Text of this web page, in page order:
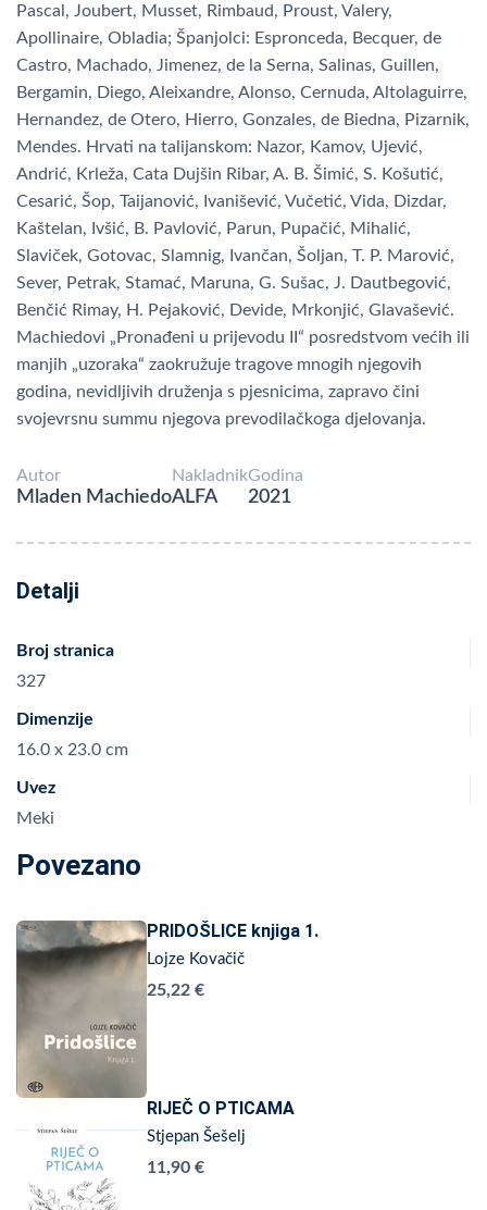
Pascal, Joubert, Musset, Rimbaud, Proust, Valery,
Apollinaire, Obladia; Španjolci: Espronceda, Becquer, de
Castro, Machado, Jimenez, de la Serna, Salinas, Guillen,
Bergamin, Diego, Aleixandre, Alonso, Cernuda, Altolaguirre,
Hernandez, de Otero, Hierro, Gonzales, de Biedna, Pizarnik,
Mendes. Hrvati na talijanskom: Nazor, Kamov, Ujević,
Andrić, Krleža, Cata Dujšin Ribar, A. B. Šimić, S. Košutić,
Cesarić, Šop, Taijanović, Ivanišević, Vučetić, Vida, Dizdar,
Kaštelan, Ivšić, B. Pavlović, Parun, Pupačić, Mihalić,
Slaviček, Gotovac, Slamnig, Ivančan, Šoljan, T. P. Marović,
Sever, Petrak, Stamać, Maruna, G. Sušac, J. Dautbegović,
Benčić Rimay, H. Pejaković, Devide, Mrkonjić, Glavašević.
Machiedovi „Pronađeni u prijevodu II“ posredstvom većih ili
manjih „uzoraka“ zaokružuje tragove mnogih njegovih
godina, nevidljivih druženja s pjesnicima, zapravo čini
svojevrsnu summu njegova prevodilačkoga djelovanja.
Autor
Mladen Machiedo
Nakladnik
ALFA
Godina
2021
Detalji
Broj stranica
327
Dimenzije
16.0 x 23.0 cm
Uvez
Meki
Povezano
PRIDOŠLICE knjiga 1.
Lojze Kovačič
25,22 €
RIJEČ O PTICAMA
Stjepan Šešelj
11,90 €